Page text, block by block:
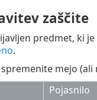
zaščite
predmet, ki
.
mejo (ali
Pojasnilo